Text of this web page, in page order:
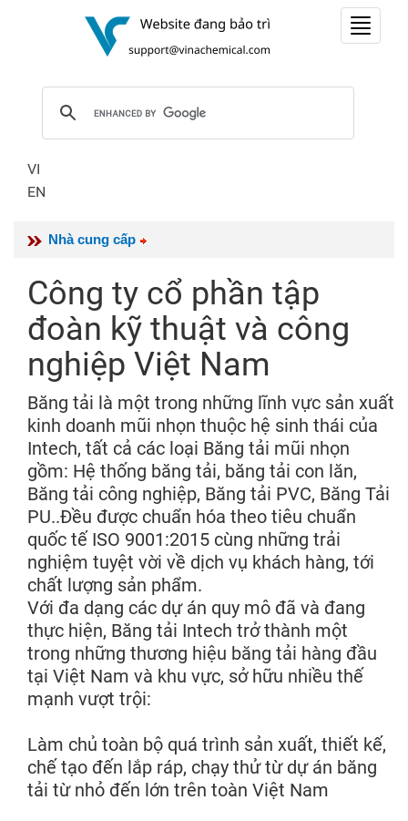
Toggle
VI
EN
Nhà cung cấp
Công ty cổ phần tập
đoàn kỹ thuật và công
nghiệp Việt Nam
Băng tải là một trong những lĩnh vực sản xuất
kinh doanh mũi nhọn thuộc hệ sinh thái của
Intech, tất cả các loại Băng tải mũi nhọn
gồm: Hệ thống băng tải, băng tải con lăn,
Băng tải công nghiệp, Băng tải PVC, Băng Tải
PU..Đều được chuẩn hóa theo tiêu chuẩn
quốc tế ISO 9001:2015 cùng những trải
nghiệm tuyệt vời về dịch vụ khách hàng, tới
chất lượng sản phẩm.
Với đa dạng các dự án quy mô đã và đang
thực hiện, Băng tải Intech trở thành một
trong những thương hiệu băng tải hàng đầu
tại Việt Nam và khu vực, sở hữu nhiều thế
mạnh vượt trội:
Làm chủ toàn bộ quá trình sản xuất, thiết kế,
chế tạo đến lắp ráp, chạy thử từ dự án băng
tải từ nhỏ đến lớn trên toàn Việt Nam